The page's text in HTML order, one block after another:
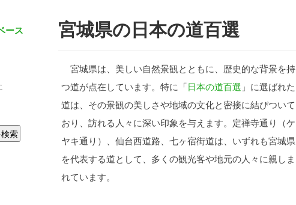
ース 宮城県の日本の道百選
宮城県は、美しい自然景観とともに、歴史的な背景を持
つ道が点在しています。特に「日本の道百選 」に選ばれた
道は、その景観の美しさや地域の文化と密接に結びついて
おり、訪れる人々に深い印象を与えます。定禅寺通り（ケ
ヤキ通り）、仙台西道路、七ヶ宿街道は、いずれも宮城県
を代表する道として、多くの観光客や地元の人々に親しま
れています。